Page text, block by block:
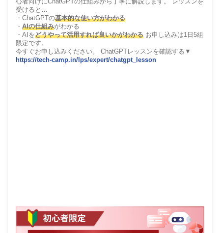
受けると…
・ChatGPTの基本的な使い方がわかる
・ AIの仕組みがわかる
・AIをどうやって活用すれば良いかがわかる お申し込みは1日5組
限定です。
今すぐお申し込みください。 ChatGPTレッスンを確認する▼
https://tech-camp.in/lps/expert/chatgpt_lesson